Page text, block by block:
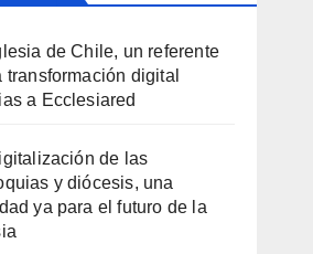
de Chile, un referente
transformación digital
a Ecclesiared
de las
y diócesis, una
ya para el futuro de la